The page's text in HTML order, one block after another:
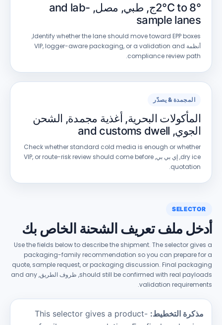
2°C to 8
and lab-
sample lanes
Identify whether the lane should move toward EPP boxes
,
logger-aware packaging,or a validation and
compliance review path
.
المجمدة & يصدّر
المأكولات البحرية, أغذية مجمدة, الشحن
الجوي,and customs dwell
Check whether standard cold media is enough or whether
, إي بي بي, VIP,or route-risk review should come before
quotation
.
ملف تعريف الشحنة الخاص بك
Use the fields below to describe the shipment.The selector
packaging-family recommendation so you can prepare
quote,sample request,or packaging discussion.Final
should still be confirmed with real , ظروف الطريق,and any
validation
.
التخطيط: This selector gives a product-